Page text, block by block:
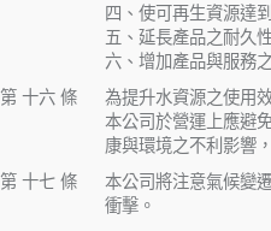
四、使可再生資源達
五、延長產品之耐久
六、增加產品與服務
第 十六 條
為提升水資源之使用
本公司於營運上應避
康與環境之不利影響
第 十七 條
本公司將注意氣候變
衝擊。